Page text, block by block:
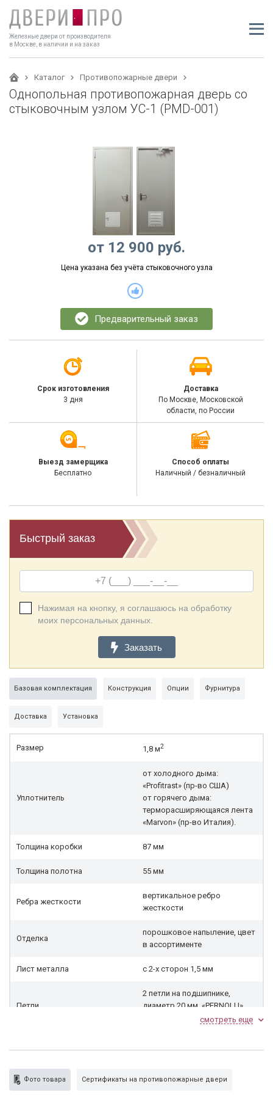
Железные двери от производителя
в Москве, в наличии и на заказ
Каталог Противопожарные двери
Однопольная противопожарная дверь со
стыковочным узлом УС-1 (PMD-001)
от 12 900 руб.
Цена указана без учёта стыковочного узла
Предварительный заказ
Срок изготовления
3 дня
Доставка
По Москве, Московской
области, по России
Выезд замерщика
Бесплатно
Способ оплаты
Наличный / безналичный
Быстрый заказ
Нажимая на кнопку, я соглашаюсь на обработку
моих персональных данных.
Заказать
Базовая комплектация Конструкция Опции Фурнитура
Доставка Установка
Размер 1,8 м2
Уплотнитель
от холодного дыма:
«Profitrast» (пр-во США)
от горячего дыма:
терморасширяющаяся лента
«Marvon» (пр-во Италия).
Толщина коробки 87 мм
Толщина полотна 55 мм
Ребра жесткости
вертикальное ребро
жесткости
Отделка
порошковое напыление, цвет
в ассортименте
Лист металла с 2-х сторон 1,5 мм
Петли
2 петли на подшипнике,
диаметр 20 мм, «PERNOLU»
Замок
смотреть еще
Фото товара Сертификаты на противопожарные двери